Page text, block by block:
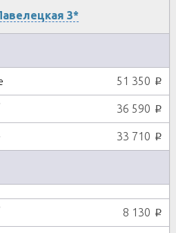
3*
51 350 p
36 590 p
33 710 p
8 130 p